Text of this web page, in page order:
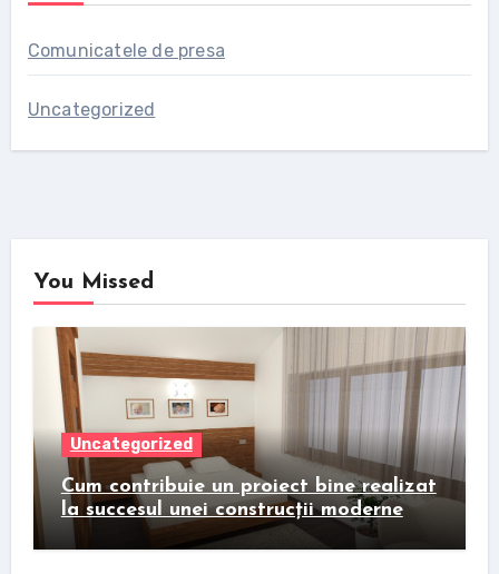
Comunicatele de presa
Uncategorized
You Missed
Uncategorized
Cum contribuie un proiect bine realizat
la succesul unei construcții moderne